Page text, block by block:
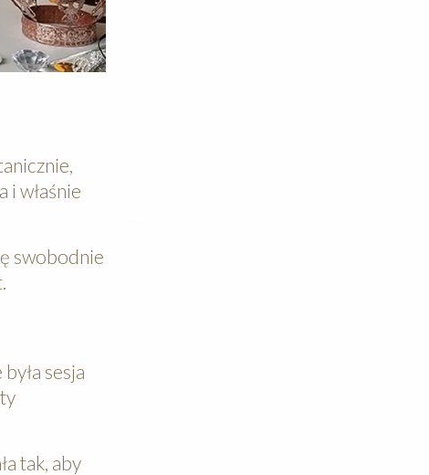
i właśnie
swobodnie
sesja
tak, aby